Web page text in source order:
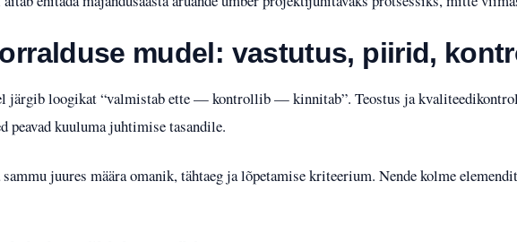
mudel: vastutus, piirid,
järgib loogikat “valmistab ette — kontrollib — kinnitab”. Teostus ja
peavad kuuluma juhtimise tasandile.
juures määra omanik, tähtaeg ja lõpetamise kriteerium. Nende kolme